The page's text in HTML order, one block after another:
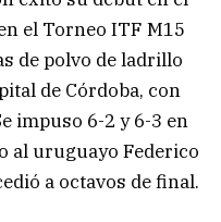
el Torneo ITF M15
de polvo de ladrillo
de Córdoba, con
impuso 6-2 y 6-3 en
al uruguayo Federico
a octavos de final.